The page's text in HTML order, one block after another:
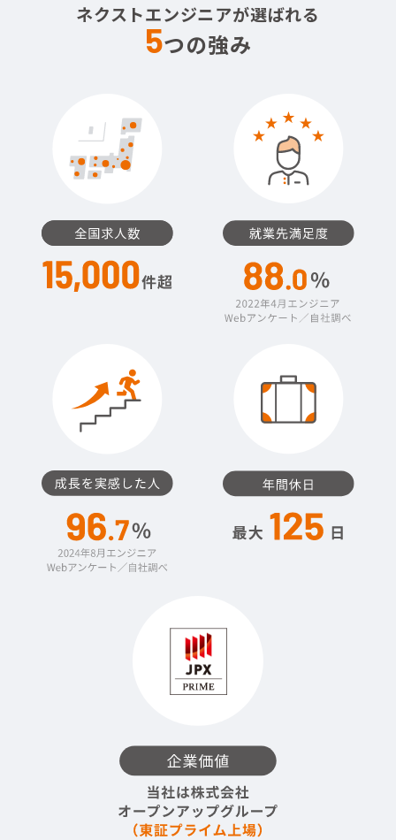
ネクストエンジニアが選ばれる
5つの強み